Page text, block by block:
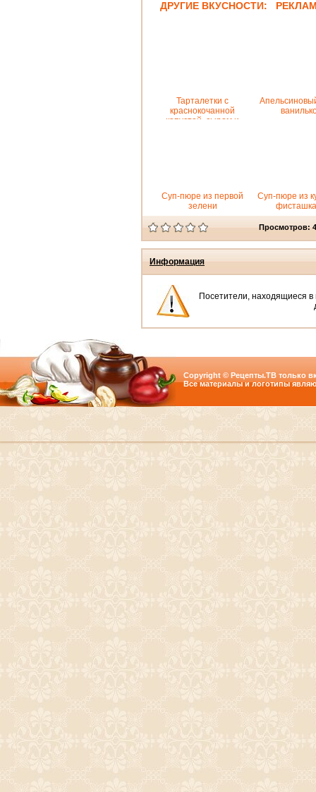
ДРУГИЕ ВКУСНОСТИ:
Тарталетки с
краснокочанной
капустой, сыром и
Суп-пюре из первой
зелени
Суп-пюре из
Просмотров:
Информация
Посетители, находящиеся в
Copyright © Рецепты.ТВ только
Все материалы и логотипы